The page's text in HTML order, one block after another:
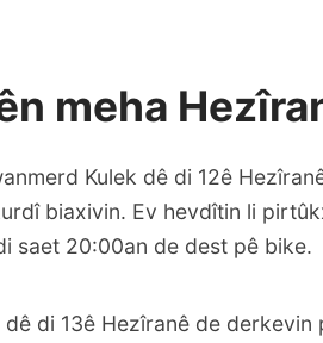
meha
Kulek dê di 12ê
biaxivin. Ev hevdîtin li
saet 20:00an de dest pê bike.
di 13ê Hezîranê de